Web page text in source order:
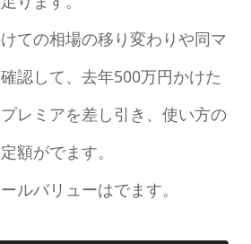
ての相場の移り変わりや同マ
認して、去年500万円かけた
レミアを差し引き、使い方の
額がでます。
ルバリューはでます。